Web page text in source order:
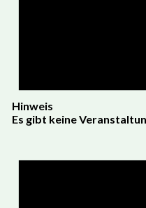
Hinweis
Es gibt keine